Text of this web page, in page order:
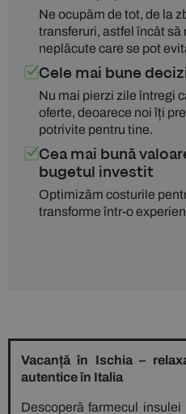
Ne ocupăm de tot, de la
transferuri, astfel încât să
neplăcute care se pot
Cele mai bune
Nu mai pierzi zile întregi
oferte, deoarece noi îți
potrivite pentru tine.
Cea mai bună
bugetul investit
Optimizăm costurile
transforme într-o
Vacanță în Ischia –
autentice în Italia
Descoperă farmecul